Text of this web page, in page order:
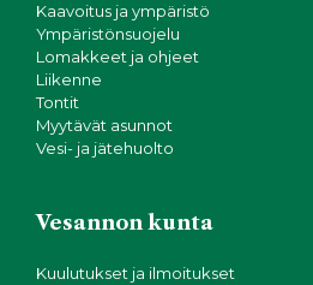
Kaavoitus ja ympäristö
Ympäristönsuojelu
Lomakkeet ja ohjeet
Liikenne
Tontit
Myytävät asunnot
Vesi- ja jätehuolto
Vesannon kunta
Kuulutukset ja ilmoitukset